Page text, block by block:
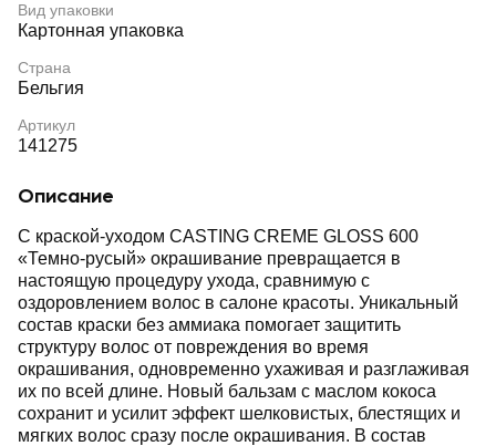
Вид упаковки
Картонная упаковка
Страна
Бельгия
Артикул
141275
Описание
С краской-уходом CASTING CREME GLOSS 600
«Темно-русый» окрашивание превращается в
настоящую процедуру ухода, сравнимую с
оздоровлением волос в салоне красоты. Уникальный
состав краски без аммиака помогает защитить
структуру волос от повреждения во время
окрашивания, одновременно ухаживая и разглаживая
их по всей длине. Новый бальзам с маслом кокоса
сохранит и усилит эффект шелковистых, блестящих и
мягких волос сразу после окрашивания. В состав